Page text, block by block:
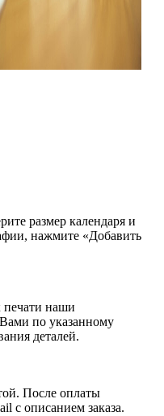
размер календаря и
нажмите «Добавить
печати наши
по указанному
деталей.
После оплаты
с описанием заказа.